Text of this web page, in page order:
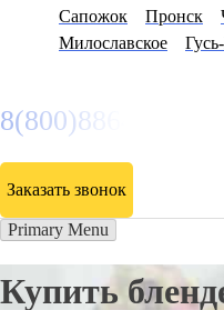
Сапожок
Пронск
Милославское
8(800)886486
Заказать звонок
Primary Menu
Купить